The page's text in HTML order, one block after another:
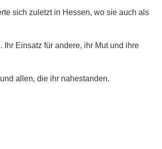
sich zuletzt in Hessen, wo sie auch als
Einsatz für andere, ihr Mut und ihre
allen, die ihr nahestanden.